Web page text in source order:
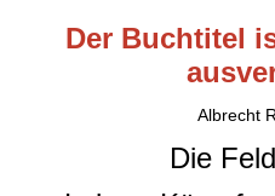
Der Buchtitel
Albrecht
Die